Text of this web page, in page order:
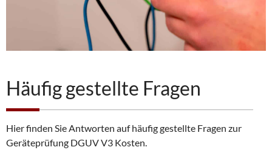
Häufig gestellte Fragen
Hier finden Sie Antworten auf häufig gestellte Fragen zur
Geräteprüfung DGUV V3 Kosten.